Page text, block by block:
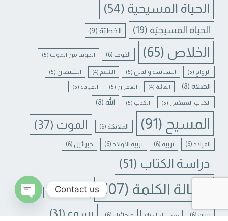
الحياة المسيحية (54)
الحياة المسيحيّة (19) الخطيّة (9)
الخلاص (65) الخوف (6) الخوف من الموت (5)
الزواج (5) السياسة والدين (5) السّلام (4) الشيطان (5)
الصلاة (8) العائلة (4) الغفران (5) القيادة (5)
الكتاب المقدّس (5) الكذب (5) الله (8)
المسيح (91) الملائكة (6) الموت (37)
الميلاد (6) تربية (6) تربية الأولاد (6) جبرائيل (6)
دراسة الكتاب (51)
رسالة الكلمة (107) غفران الخطايا
لبنان (6) معنى الحياة (4) ميخائيل (6) يسوع (31)
Contact us